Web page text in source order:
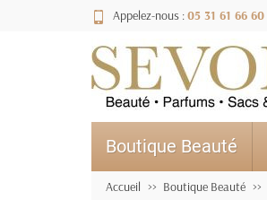
Appelez-nous :05 31 61 66 60
Boutique Beauté
Accueil Boutique Beauté